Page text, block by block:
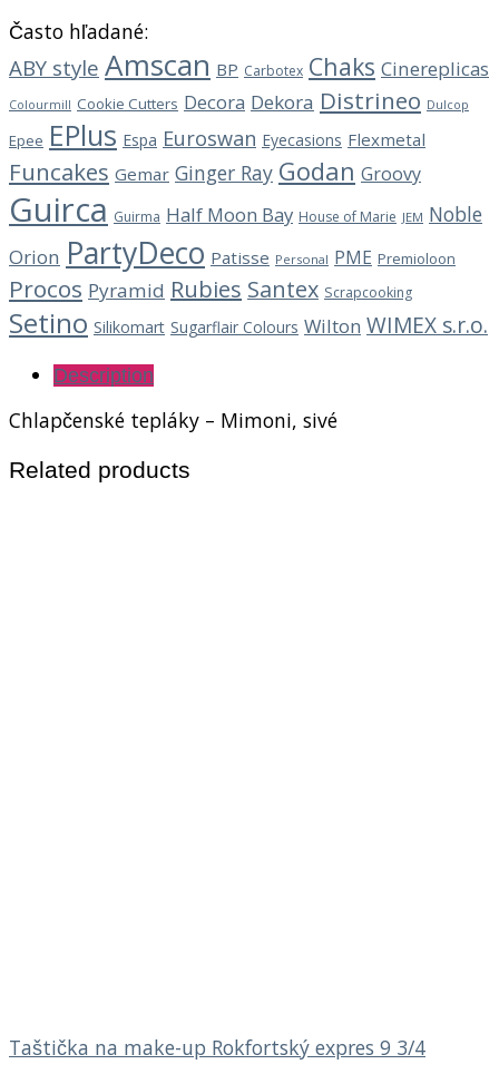
Často hľadané:
ABY style Amscan BP Carbotex Chaks Cinereplicas
Colourmill Cookie Cutters Decora Dekora Distrineo Dulcop
Epee EPlus Espa Euroswan Eyecasions Flexmetal
Funcakes Gemar Ginger Ray Godan Groovy
Guirca Guirma Half Moon Bay House of Marie JEM Noble
Orion PartyDeco Patisse Personal PME Premioloon
Procos Pyramid Rubies Santex Scrapcooking
Setino Silikomart Sugarflair Colours Wilton WIMEX s.r.o.
Description
Chlapčenské tepláky – Mimoni, sivé
Related products
Taštička na make-up Rokfortský expres 9 3/4